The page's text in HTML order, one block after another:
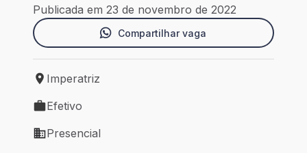
Publicada em 23 de novembro de 2022
Compartilhar vaga
Local de trabalho: Imperatriz
Imperatriz
Tipo de vaga: Efetivo
Efetivo
Modelo de trabalho: Presencial
Presencial